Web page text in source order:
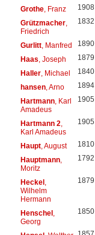
Grothe, Franz 1908
Grützmacher,
Friedrich
1832
Gurlitt, Manfred 1890
Haas, Joseph 1879
Haller, Michael 1840
hansen, Arno 1894
Hartmann, Karl
Amadeus
1905
Hartmann 2,
Karl Amadeus
1905
Haupt, August 1810
Hauptmann,
Moritz
1792
Heckel ,
Wilhelm
Hermann
1879
Henschel ,
Georg
1850